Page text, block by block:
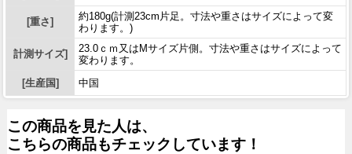
[重さ]
約180g(計測23cm片足。寸法や重さはサイズによって変
わります。)
計測サイズ]
23.0ｃｍ又はMサイズ片側。寸法や重さはサイズによって
変わります。
[生産国]
中国
この商品を見た人は、
こちらの商品もチェックしています！